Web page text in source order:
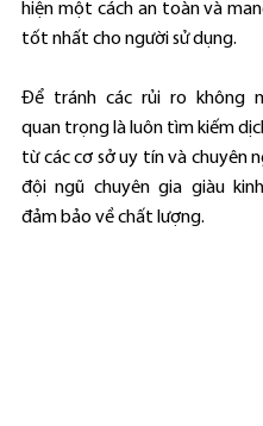
hiện một cách an toàn và
tốt nhất cho người sử dụng.
Để tránh các rủi ro không
quan trọng là luôn tìm kiếm
từ các cơ sở uy tín và chuyên
đội ngũ chuyên gia giàu
đảm bảo về chất lượng.